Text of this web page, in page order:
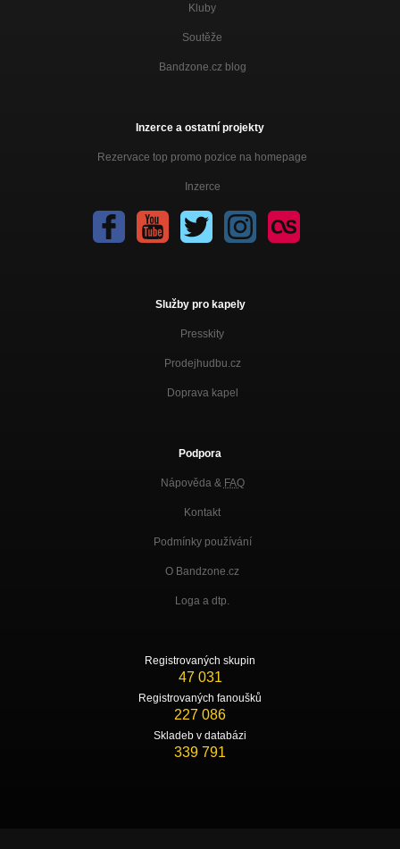
Kluby
Soutěže
Bandzone.cz blog
Inzerce a ostatní projekty
Rezervace top promo pozice na homepage
Inzerce
Služby pro kapely
Presskity
Prodejhudbu.cz
Doprava kapel
Podpora
Nápověda & FAQ
Kontakt
Podmínky používání
O Bandzone.cz
Loga a dtp.
Registrovaných skupin
47 031
Registrovaných fanoušků
227 086
Skladeb v databázi
339 791